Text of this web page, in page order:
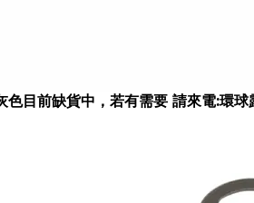
色目前缺貨中，若有需要 請來電:環